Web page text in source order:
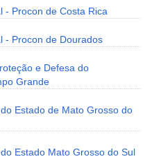
- Procon de Costa Rica
- Procon de Dourados
e Defesa do
Grande
Estado de Mato Grosso do
Estado Mato Grosso do Sul